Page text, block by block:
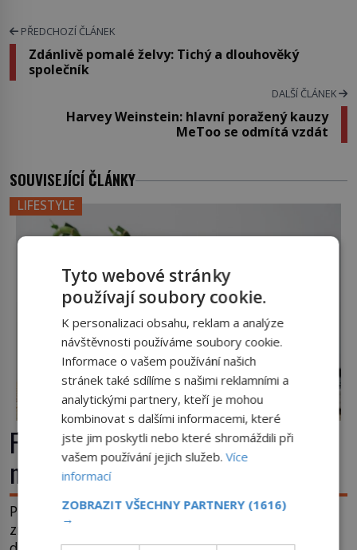
PŘEDCHOZÍ ČLÁNEK
Zdánlivě pomalé želvy: Tichý a dlouhověký
společník
DALŠÍ ČLÁNEK
Harvey Weinstein: hlavní poražený kauzy
MeToo se odmítá vzdát
SOUVISEJÍCÍ ČLÁNKY
LIFESTYLE
Feng šuej: Tajemství prostoru, který
má přinášet štěstí
Proč někdo pečlivě otáčí postel, hlídá polohu
zrcadel a do pokoje přidává rostliny, vodu nebo
Tyto webové stránky
používají soubory cookie.
K personalizaci obsahu, reklam a analýze
návštěvnosti používáme soubory cookie.
Informace o vašem používání našich
stránek také sdílíme s našimi reklamními a
analytickými partnery, kteří je mohou
kombinovat s dalšími informacemi, které
jste jim poskytli nebo které shromáždili při
vašem používání jejich služeb.Více
informací
ZOBRAZIT VŠECHNY PARTNERY (1616)
→